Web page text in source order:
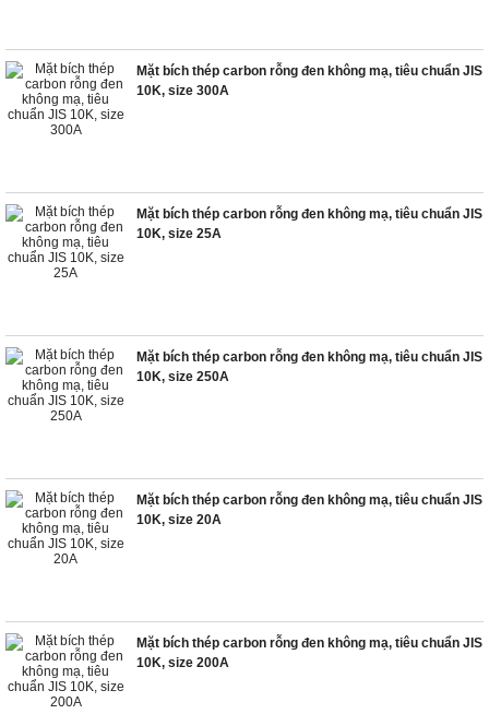
Mặt bích thép carbon rỗng đen không mạ, tiêu chuẩn JIS
10K, size 300A
Mặt bích thép carbon rỗng đen không mạ, tiêu chuẩn JIS
10K, size 25A
Mặt bích thép carbon rỗng đen không mạ, tiêu chuẩn JIS
10K, size 250A
Mặt bích thép carbon rỗng đen không mạ, tiêu chuẩn JIS
10K, size 20A
Mặt bích thép carbon rỗng đen không mạ, tiêu chuẩn JIS
10K, size 200A